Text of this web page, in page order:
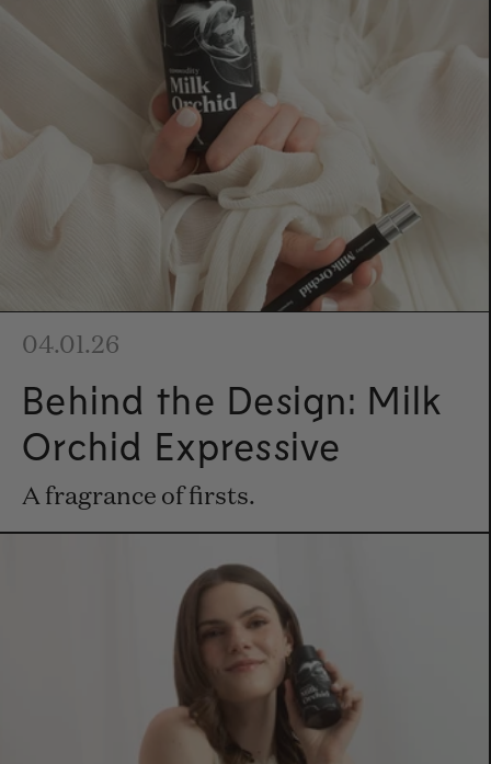
04.01.26
Behind the Design: Milk
Orchid Expressive
A fragrance of firsts.